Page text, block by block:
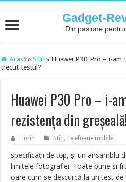
Gadget-
Din pasiune
Acasă » Stiri » Huawei P30 Pro – i-am
trecut testul?
Huawei P30 Pro – i-
rezistența din
Florin Stiri, Telefoane mobile
specificații de top, și un ansamblu
limitele fotografiei. Toate bune și
oare cum se descurcă la un test de